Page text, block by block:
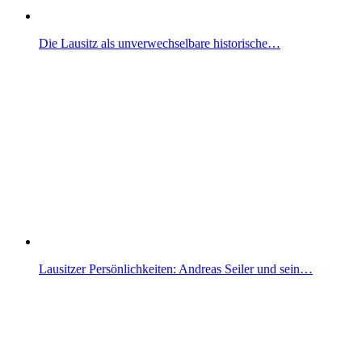
Die Lausitz als unverwechselbare historische…
Lausitzer Persönlichkeiten: Andreas Seiler und sein…